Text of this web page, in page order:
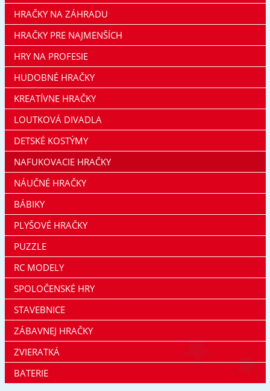
HRAČKY NA ZÁHRADU
HRAČKY PRE NAJMENŠÍCH
HRY NA PROFESIE
HUDOBNÉ HRAČKY
KREATÍVNE HRAČKY
LOUTKOVÁ DIVADLA
DETSKÉ KOSTÝMY
NAFUKOVACIE HRAČKY
NÁUČNÉ HRAČKY
BÁBIKY
PLYŠOVÉ HRAČKY
PUZZLE
RC MODELY
SPOLOČENSKÉ HRY
STAVEBNICE
ZÁBAVNEJ HRAČKY
ZVIERATKÁ
BATERIE